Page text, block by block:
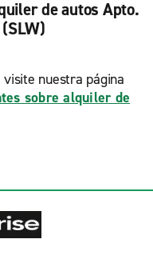
de autos Apto.
nuestra página
sobre alquiler de